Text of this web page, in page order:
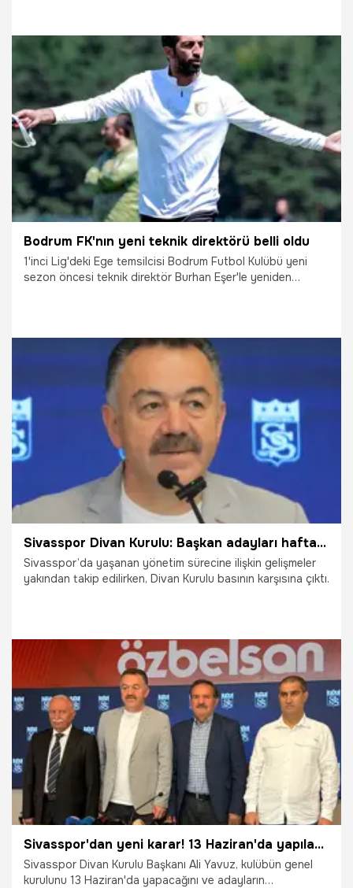
15.07.2026 Sivas
Bodrum FK'nın yeni teknik direktörü belli oldu
1'inci Lig'deki Ege temsilcisi Bodrum Futbol Kulübü yeni
sezon öncesi teknik direktör Burhan Eşer'le yeniden
30.06.2026 Şampiy10
Sivasspor Divan Kurulu: Başkan adayları hafta içi açıklanacak
Sivasspor’da yaşanan yönetim sürecine ilişkin gelişmeler
yakından takip edilirken, Divan Kurulu basının karşısına çıktı.
6.06.2026 Sivas
Sivasspor'dan yeni karar! 13 Haziran'da yapılacak
Sivasspor Divan Kurulu Başkanı Ali Yavuz, kulübün genel
kurulunu 13 Haziran'da yapacağını ve adayların